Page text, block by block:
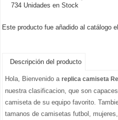
734 Unidades en Stock
Este producto fue añadido al catálogo
Descripción del producto
Hola, Bienvenido a replica camiseta
nuestra clasificacion, que son
camiseta de su equipo favorito.
tamanos de camisetas futbol,